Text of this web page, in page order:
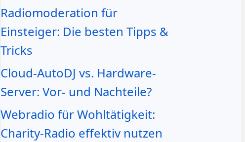
Radiomoderation für
Einsteiger: Die besten Tipps &
Tricks
Cloud-AutoDJ vs. Hardware-
Server: Vor- und Nachteile?
Webradio für Wohltätigkeit:
Charity-Radio effektiv nutzen